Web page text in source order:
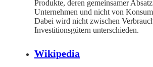
Produkte, deren gemeinsamer
Unternehmen und nicht von
Dabei wird nicht zwischen
Investitionsgütern unterschieden.
Wikipedia